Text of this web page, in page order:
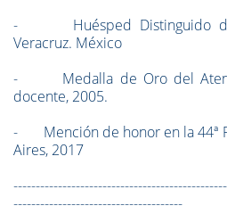
- Huésped Distinguido de
Veracruz. México
- Medalla de Oro del
docente, 2005.
- Mención de honor en la 44ª
Aires, 2017
--------------------------------------